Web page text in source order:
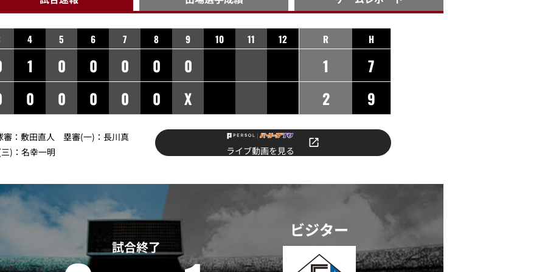
4 5 6 7 8 9 10 11 12
1 0 0 0 0
0
0 0 0 0 0 X
R H
1
7
2
9
審：敷田直人 塁審(一)：長川真
)：名幸一明
ライブ動画を見る
試合終了
ビジター